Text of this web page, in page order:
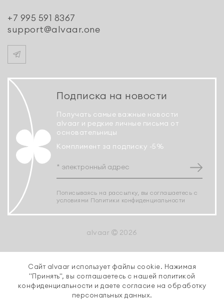
+7 995 591 8367
support@alvaar.one
Подписка на новости
Получать самые важные новости
alvaar и редкие личные письма от
основательницы
Комплимент за подписку -5%
Пописываясь на рассылку, вы соглашаетесь с
условиями Политики конфиденциальности
alvaar 2026
Сайт alvaar использует файлы cookie. Нажимая
"Принять", вы соглашаетесь с нашей политикой
конфиденциальности и даете согласие на обработку
персональных данных.